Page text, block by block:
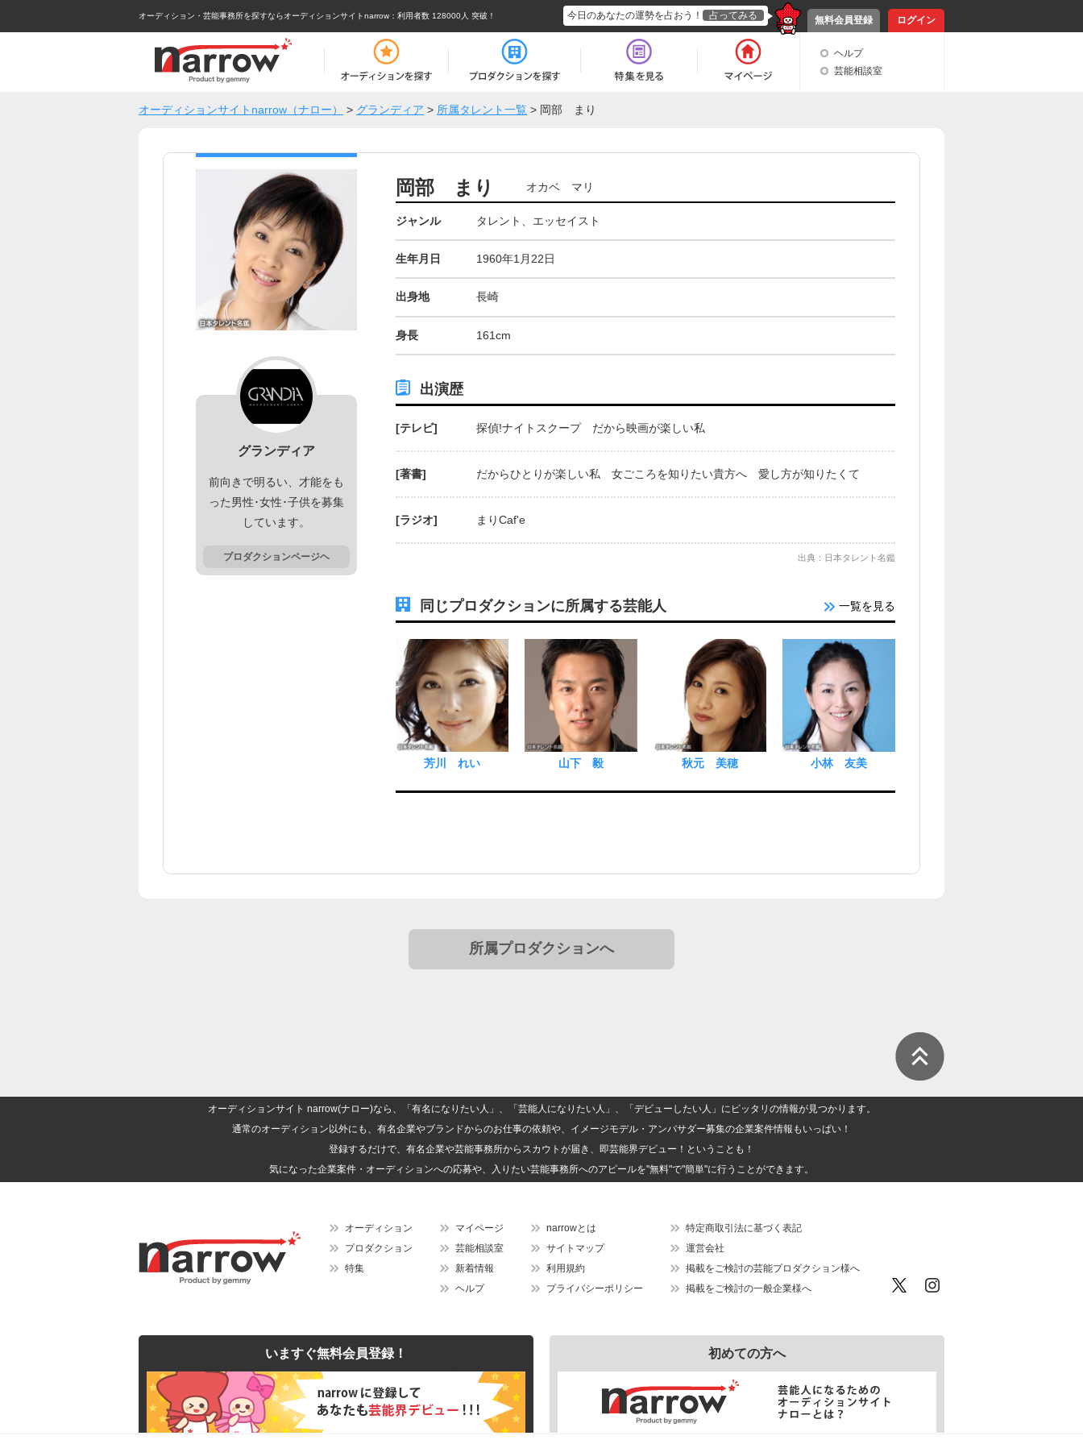
オーディション・芸能事務所を探すならオーディションサイトnarrow ：利用者数 128000人 突破！ 無料会員登録 ログイン
今日のあなたの運勢を占おう！ 占ってみる
ヘルプ
芸能相談室
オーディションサイトnarrow（ナロー） > グランディア > 所属タレント一覧 > 岡部 まり
グランディア
前向きで明るい、才能をも
った男性･女性･子供を募集
しています。
プロダクションページヘ
岡部 まり オカベ マリ
ジャンル タレント、エッセイスト
生年月日 1960年1月22日
出身地 長崎
身長 161cm
出演歴
[テレビ] 探偵!ナイトスクープ だから映画が楽しい私
[著書] だからひとりが楽しい私 女ごころを知りたい貴方へ 愛し方が知りたくて
[ラジオ] まりCaf'e
出典：日本タレント名鑑
同じプロダクションに所属する芸能人 一覧を見る
芳川 れい 山下 毅 秋元 美穂 小林 友美
所属プロダクションへ
オーディションサイト narrow(ナロー)なら、「有名になりたい人」、「芸能人になりたい人」、「デビューしたい人」にピッタリの情報が見つかります。
通常のオーディション以外にも、有名企業やブランドからのお仕事の依頼や、イメージモデル・アンバサダー募集の企業案件情報もいっぱい！
登録するだけで、有名企業や芸能事務所からスカウトが届き、即芸能界デビュー！ということも！
気になった企業案件・オーディションへの応募や、入りたい芸能事務所へのアピールを"無料"で"簡単"に行うことができます。
オーディション
プロダクション
特集
マイページ
芸能相談室
新着情報
ヘルプ
narrowとは
サイトマップ
利用規約
プライバシーポリシー
特定商取引法に基づく表記
運営会社
掲載をご検討の芸能プロダクション様へ
掲載をご検討の一般企業様へ
いますぐ無料会員登録！ 初めての方へ